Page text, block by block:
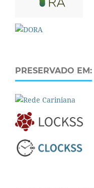
PRESERVADO EM: